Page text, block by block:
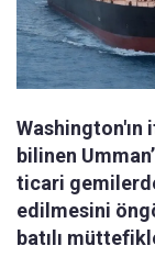
Washington'ın
bilinen
ticari
edilmesini
batılı